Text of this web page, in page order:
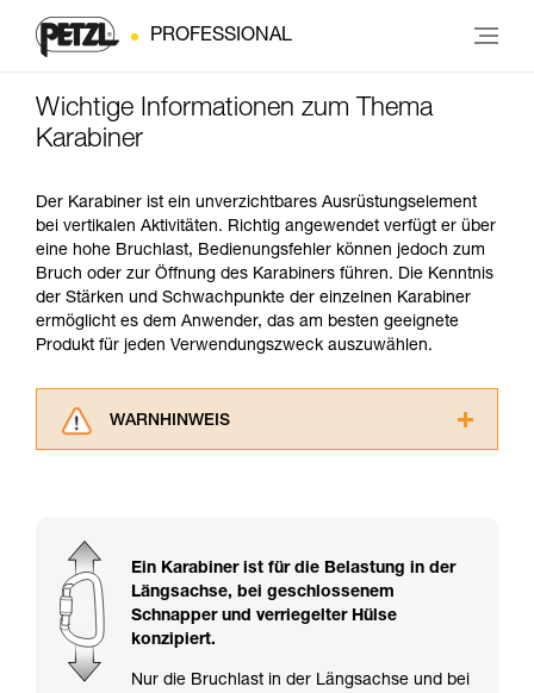
PROFESSIONAL
Wichtige Informationen zum Thema
Karabiner
Der Karabiner ist ein unverzichtbares Ausrüstungselement
bei vertikalen Aktivitäten. Richtig angewendet verfügt er über
eine hohe Bruchlast, Bedienungsfehler können jedoch zum
Bruch oder zur Öffnung des Karabiners führen. Die Kenntnis
der Stärken und Schwachpunkte der einzelnen Karabiner
ermöglicht es dem Anwender, das am besten geeignete
Produkt für jeden Verwendungszweck auszuwählen.
WARNHINWEIS
verstehen zu können, müssen Sie zuerst die in
der Gebrauchsanweisung enthaltenen
Informationen richtig verstanden haben.
Die Beherrschung dieser Techniken setzt eine
Training voraus. Prüfen Sie zusammen mit
Ein Karabiner ist für die Belastung in der
Längsachse, bei geschlossenem
Schnapper und verriegelter Hülse
konzipiert.
Nur die Bruchlast in der Längsachse und bei